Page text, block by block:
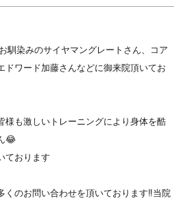
馴染みのサイヤマングレートさん、コア
ドワード加藤さんなどに御来院頂いてお
様も激しいトレーニングにより身体を酷
😂
ております
くのお問い合わせを頂いております‼️当院